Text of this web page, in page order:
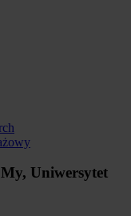
My, Uniwersytet